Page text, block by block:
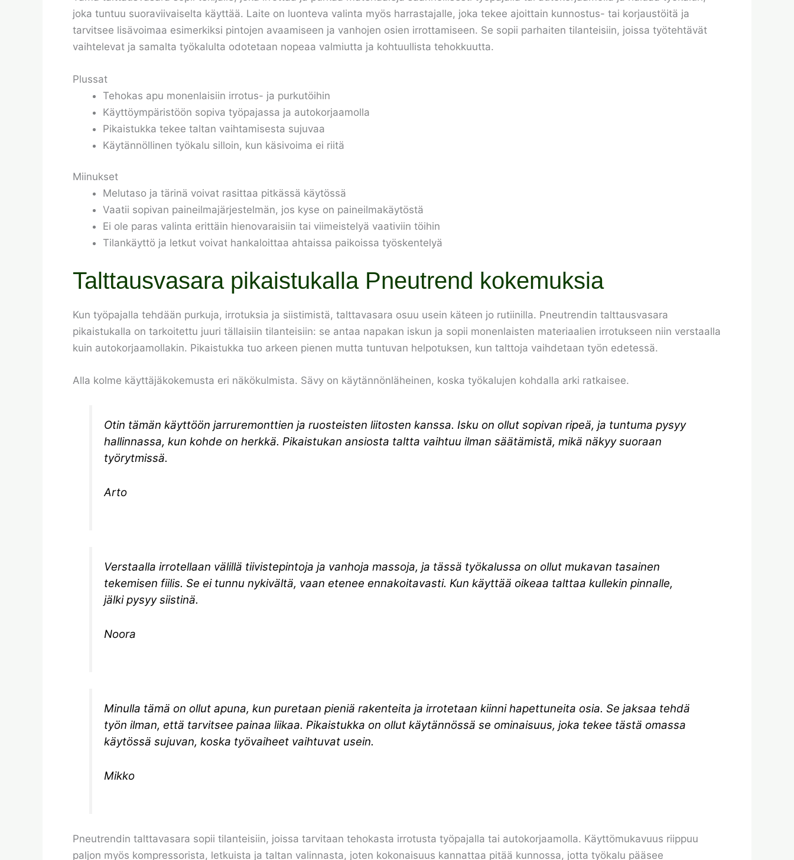
joka tuntuu suoraviivaiselta käyttää. Laite on luonteva valinta myös harrastajalle, joka tekee ajoittain kunnostus- tai korjaustöitä ja
tarvitsee lisävoimaa esimerkiksi pintojen avaamiseen ja vanhojen osien irrottamiseen. Se sopii parhaiten tilanteisiin, joissa työtehtävät
vaihtelevat ja samalta työkalulta odotetaan nopeaa valmiutta ja kohtuullista tehokkuutta.
Plussat
Tehokas apu monenlaisiin irrotus- ja purkutöihin
Käyttöympäristöön sopiva työpajassa ja autokorjaamolla
Pikaistukka tekee taltan vaihtamisesta sujuvaa
Käytännöllinen työkalu silloin, kun käsivoima ei riitä
Miinukset
Melutaso ja tärinä voivat rasittaa pitkässä käytössä
Vaatii sopivan paineilmajärjestelmän, jos kyse on paineilmakäytöstä
Ei ole paras valinta erittäin hienovaraisiin tai viimeistelyä vaativiin töihin
Tilankäyttö ja letkut voivat hankaloittaa ahtaissa paikoissa työskentelyä
Talttausvasara pikaistukalla Pneutrend kokemuksia
Kun työpajalla tehdään purkuja, irrotuksia ja siistimistä, talttavasara osuu usein käteen jo rutiinilla. Pneutrendin talttausvasara
pikaistukalla on tarkoitettu juuri tällaisiin tilanteisiin: se antaa napakan iskun ja sopii monenlaisten materiaalien irrotukseen niin verstaalla
kuin autokorjaamollakin. Pikaistukka tuo arkeen pienen mutta tuntuvan helpotuksen, kun talttoja vaihdetaan työn edetessä.
Alla kolme käyttäjäkokemusta eri näkökulmista. Sävy on käytännönläheinen, koska työkalujen kohdalla arki ratkaisee.
Otin tämän käyttöön jarruremonttien ja ruosteisten liitosten kanssa. Isku on ollut sopivan ripeä, ja tuntuma pysyy
hallinnassa, kun kohde on herkkä. Pikaistukan ansiosta taltta vaihtuu ilman säätämistä, mikä näkyy suoraan
työrytmissä.
Arto
Verstaalla irrotellaan välillä tiivistepintoja ja vanhoja massoja, ja tässä työkalussa on ollut mukavan tasainen
tekemisen fiilis. Se ei tunnu nykivältä, vaan etenee ennakoitavasti. Kun käyttää oikeaa talttaa kullekin pinnalle,
jälki pysyy siistinä.
Noora
Minulla tämä on ollut apuna, kun puretaan pieniä rakenteita ja irrotetaan kiinni hapettuneita osia. Se jaksaa tehdä
työn ilman, että tarvitsee painaa liikaa. Pikaistukka on ollut käytännössä se ominaisuus, joka tekee tästä omassa
käytössä sujuvan, koska työvaiheet vaihtuvat usein.
Mikko
Pneutrendin talttavasara sopii tilanteisiin, joissa tarvitaan tehokasta irrotusta työpajalla tai autokorjaamolla. Käyttömukavuus riippuu
paljon myös kompressorista, letkuista ja taltan valinnasta, joten kokonaisuus kannattaa pitää kunnossa, jotta työkalu pääsee